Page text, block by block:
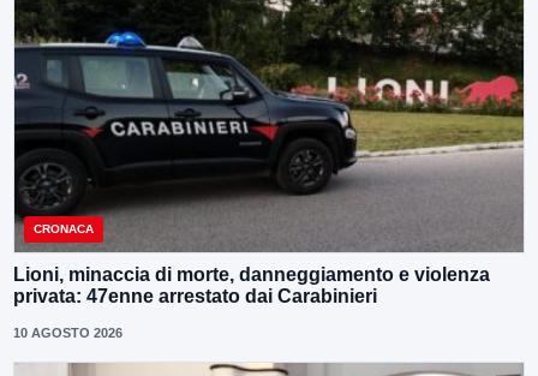
CRONACA
Lioni, minaccia di morte, danneggiamento e violenza
privata: 47enne arrestato dai Carabinieri
10 AGOSTO 2026